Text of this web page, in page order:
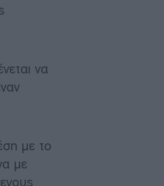
να
με το
με